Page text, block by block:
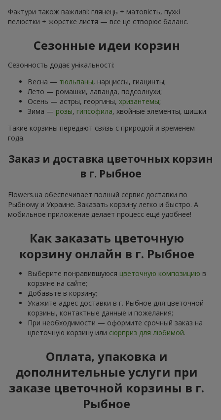
Фактури також важливі: глянець + матовість, пухкі
пелюстки + жорстке листя — все це створює баланс.
Сезонные идеи корзин
Сезонность додає унікальності:
Весна — тюльпаны, нарциссы, гиацинты;
Лето — ромашки, лаванда, подсолнухи;
Осень — астры, георгины, хризантемы;
Зима — розы, гипсофила, хвойные элементы, шишки.
Такие корзины передают связь с природой и временем
года.
Заказ и доставка цветочных корзин
в г. Рыбное
Flowers.ua обеспечивает полный сервис доставки по
Рыбному и Украине. Заказать корзину легко и быстро. А
мобильное приложение делает процесс ещё удобнее!
Как заказать цветочную
корзину онлайн в г. Рыбное
Выберите понравившуюся цветочную композицию в
корзине на сайте;
Добавьте в корзину;
Укажите адрес доставки в г. Рыбное для цветочной
корзины, контактные данные и пожелания;
При необходимости — оформите срочный заказ на
цветочную корзину или сюрприз для любимой.
Оплата, упаковка и
дополнительные услуги при
заказе цветочной корзины в г.
Рыбное